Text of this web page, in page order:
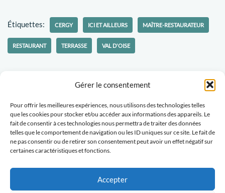
Gérer le consentement
Pour offrir les meilleures expériences, nous utilisons des technologies telles
que les cookies pour stocker et/ou accéder aux informations des appareils. Le
fait de consentir à ces technologies nous permettra de traiter des données
telles que le comportement de navigation ou les ID uniques sur ce site. Le fait de
ne pas consentir ou de retirer son consentement peut avoir un effet négatif sur
certaines caractéristiques et fonctions.
Accepter
Étiquettes: CERGY ICI ET AILLEURS MAÎTRE-RESTAURATEUR
RESTAURANT TERRASSE VAL D'OISE
Politique-confidentialités
Travaillons ensemble
Tu veux recevoir des nouvelles d'Escapades Amoureuses ?